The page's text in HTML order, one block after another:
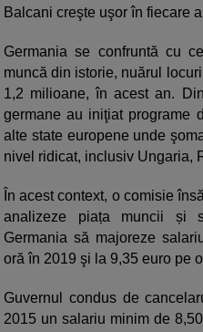
Balcani creşte uşor în fiecare
Germania se confruntă cu
muncă din istorie, nuărul
1,2 milioane, în acest an.
germane au iniţiat programe
alte state europene unde
nivel ridicat, inclusiv Ungaria,
În acest context, o comisie
analizeze piața muncii și
Germania să majoreze
oră în 2019 şi la 9,35 euro pe
Guvernul condus de
2015 un salariu minim de